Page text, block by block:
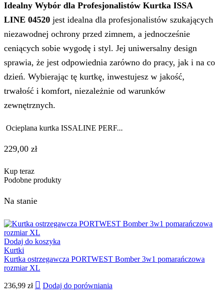
Idealny Wybór dla Profesjonalistów Kurtka ISSA
LINE 04520 jest idealna dla profesjonalistów szukających
niezawodnej ochrony przed zimnem, a jednocześnie
ceniących sobie wygodę i styl. Jej uniwersalny design
sprawia, że jest odpowiednia zarówno do pracy, jak i na co
dzień. Wybierając tę kurtkę, inwestujesz w jakość,
trwałość i komfort, niezależnie od warunków
zewnętrznych.
Ocieplana kurtka ISSALINE PERF...
229,00 zł
Kup teraz
Podobne produkty
Na stanie
Dodaj do koszyka
Kurtki
Kurtka ostrzegawcza PORTWEST Bomber 3w1 pomarańczowa
rozmiar XL
236,99 zł Dodaj do porówniania